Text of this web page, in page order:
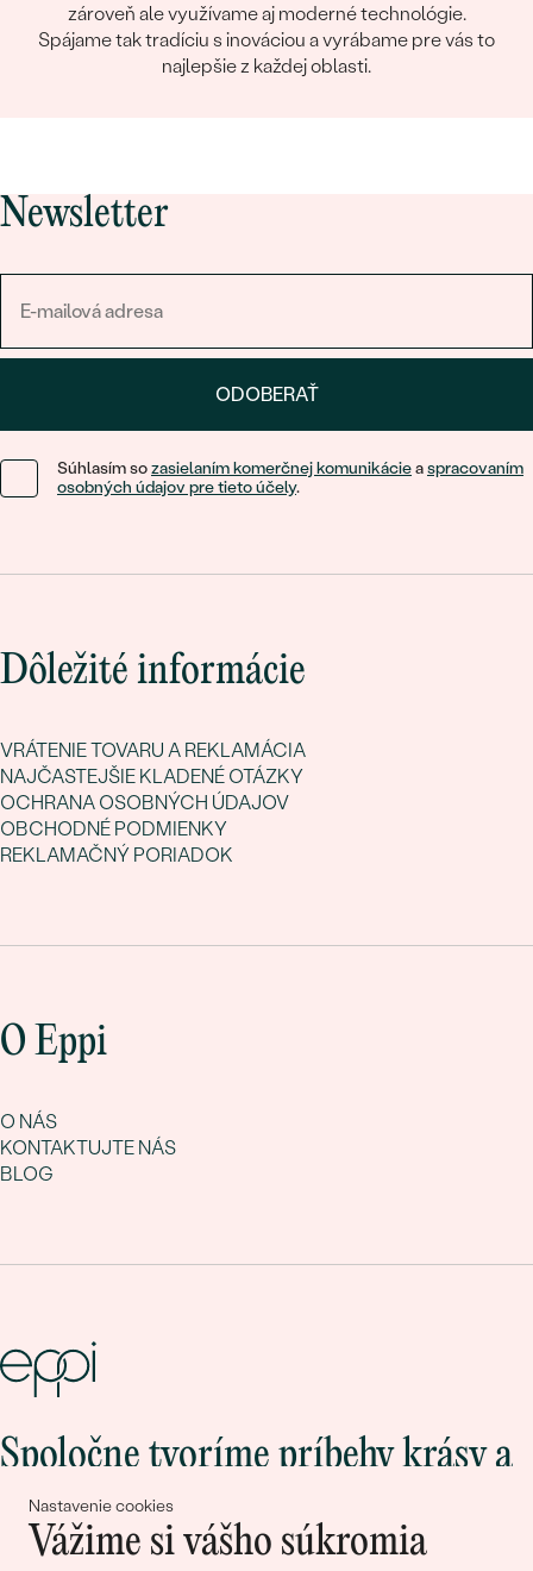
Nastavenie cookies
Vážime si vášho súkromia
zároveň ale využívame aj moderné technológie.
Spájame tak tradíciu s inováciou a vyrábame pre vás to
najlepšie z každej oblasti.
Newsletter
ODOBERAŤ
Súhlasím sozasielaním komerčnej komunikácieaspracovaním
osobných údajov pre tieto účely.
Dôležité informácie
VRÁTENIE TOVARU A REKLAMÁCIA
NAJČASTEJŠIE KLADENÉ OTÁZKY
OCHRANA OSOBNÝCH ÚDAJOV
OBCHODNÉ PODMIENKY
REKLAMAČNÝ PORIADOK
O Eppi
O NÁS
KONTAKTUJTE NÁS
BLOG
Spoločne tvoríme príbehy krásy a
lásky